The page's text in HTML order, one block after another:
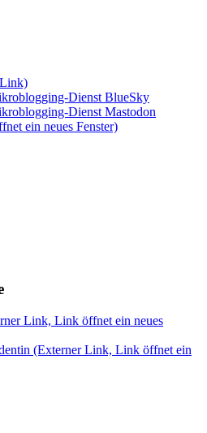
Dienst BlueSky
Dienst Mastodon
ein neues Fenster)
Link, Link öffnet ein neues
(Externer Link, Link öffnet ein